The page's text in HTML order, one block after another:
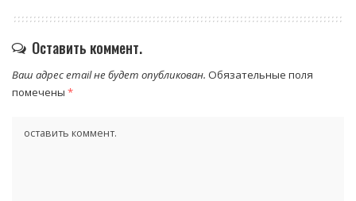
Оставить коммент.
Ваш адрес email не будет опубликован. Обязательные поля
помечены *